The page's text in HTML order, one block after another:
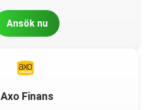
Ansök nu
Axo Finans